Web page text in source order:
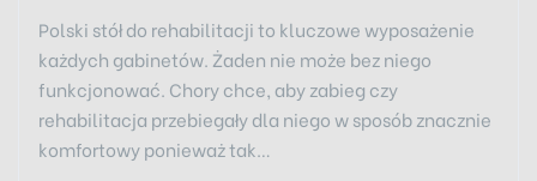
Polski stół do rehabilitacji to kluczowe wyposażenie
każdych gabinetów. Żaden nie może bez niego
funkcjonować. Chory chce, aby zabieg czy
rehabilitacja przebiegały dla niego w sposób znacznie
komfortowy ponieważ tak…